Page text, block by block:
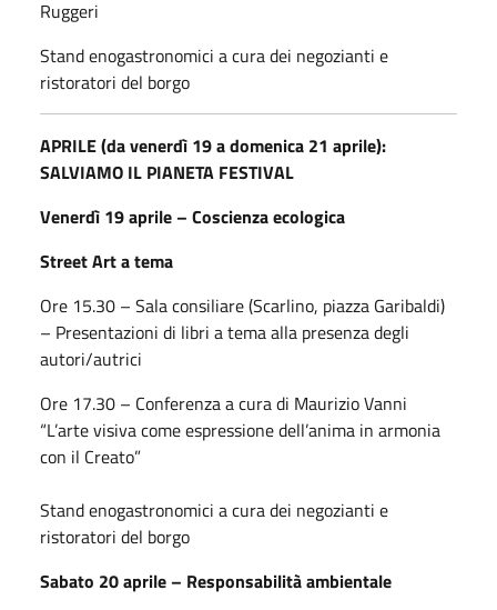
Ruggeri
Stand enogastronomici a cura dei negozianti e
ristoratori del borgo
APRILE (da venerdì 19 a domenica 21 aprile):
SALVIAMO IL PIANETA FESTIVAL
Venerdì 19 aprile – Coscienza ecologica
Street Art a tema
Ore 15.30 – Sala consiliare (Scarlino, piazza Garibaldi)
– Presentazioni di libri a tema alla presenza degli
autori/autrici
Ore 17.30 – Conferenza a cura di Maurizio Vanni
“L’arte visiva come espressione dell’anima in armonia
con il Creato”
Stand enogastronomici a cura dei negozianti e
ristoratori del borgo
Sabato 20 aprile – Responsabilità ambientale